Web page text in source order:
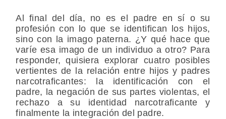
Al final del día, no es el padre en sí o su
profesión con lo que se identifican los hijos,
sino con la imago paterna. ¿Y qué hace que
varíe esa imago de un individuo a otro? Para
responder, quisiera explorar cuatro posibles
vertientes de la relación entre hijos y padres
narcotraficantes: la identificación con el
padre, la negación de sus partes violentas, el
rechazo a su identidad narcotraficante y
finalmente la integración del padre.